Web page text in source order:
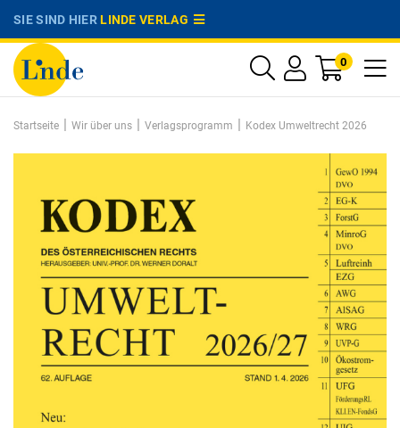
SIE SIND HIERLINDE VERLAG
0
Startseite | Wir über uns | Verlagsprogramm | Kodex Umweltrecht 2026